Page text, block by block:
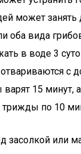
может занять
оба вида
в воде 3
с
15
трижды по 10
засолкой или